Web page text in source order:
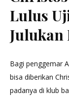
Lulus
Julukan
Bagi penggemar
bisa diberikan
padanya di klub